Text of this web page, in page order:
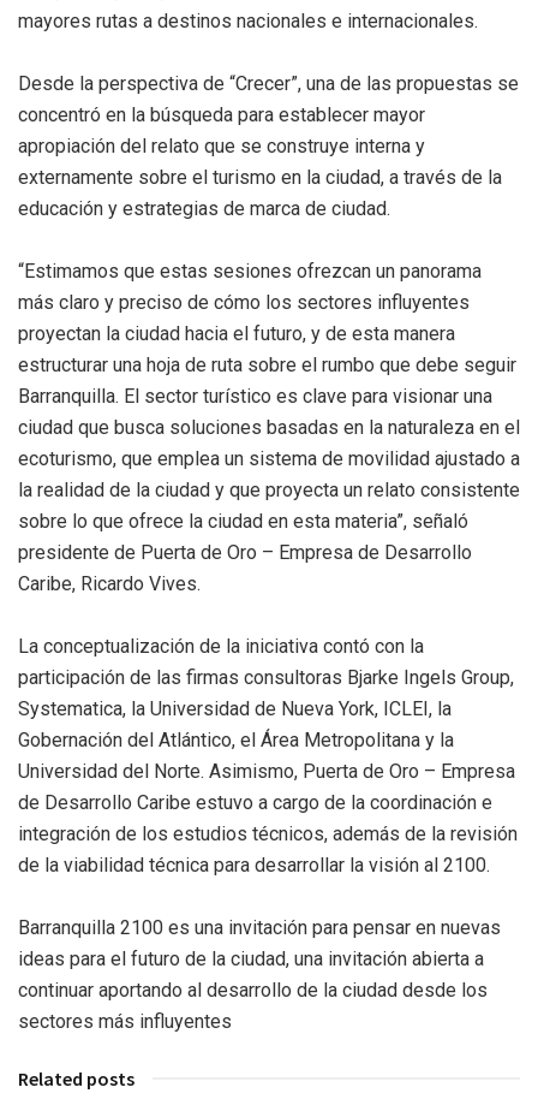
mayores rutas a destinos nacionales e internacionales.
Desde la perspectiva de “Crecer”, una de las propuestas se
concentró en la búsqueda para establecer mayor
apropiación del relato que se construye interna y
externamente sobre el turismo en la ciudad, a través de la
educación y estrategias de marca de ciudad.
“Estimamos que estas sesiones ofrezcan un panorama
más claro y preciso de cómo los sectores influyentes
proyectan la ciudad hacia el futuro, y de esta manera
estructurar una hoja de ruta sobre el rumbo que debe seguir
Barranquilla. El sector turístico es clave para visionar una
ciudad que busca soluciones basadas en la naturaleza en el
ecoturismo, que emplea un sistema de movilidad ajustado a
la realidad de la ciudad y que proyecta un relato consistente
sobre lo que ofrece la ciudad en esta materia”, señaló
presidente de Puerta de Oro – Empresa de Desarrollo
Caribe, Ricardo Vives.
La conceptualización de la iniciativa contó con la
participación de las firmas consultoras Bjarke Ingels Group,
Systematica, la Universidad de Nueva York, ICLEI, la
Gobernación del Atlántico, el Área Metropolitana y la
Universidad del Norte. Asimismo, Puerta de Oro – Empresa
de Desarrollo Caribe estuvo a cargo de la coordinación e
integración de los estudios técnicos, además de la revisión
de la viabilidad técnica para desarrollar la visión al 2100.
Barranquilla 2100 es una invitación para pensar en nuevas
ideas para el futuro de la ciudad, una invitación abierta a
continuar aportando al desarrollo de la ciudad desde los
sectores más influyentes
Related posts